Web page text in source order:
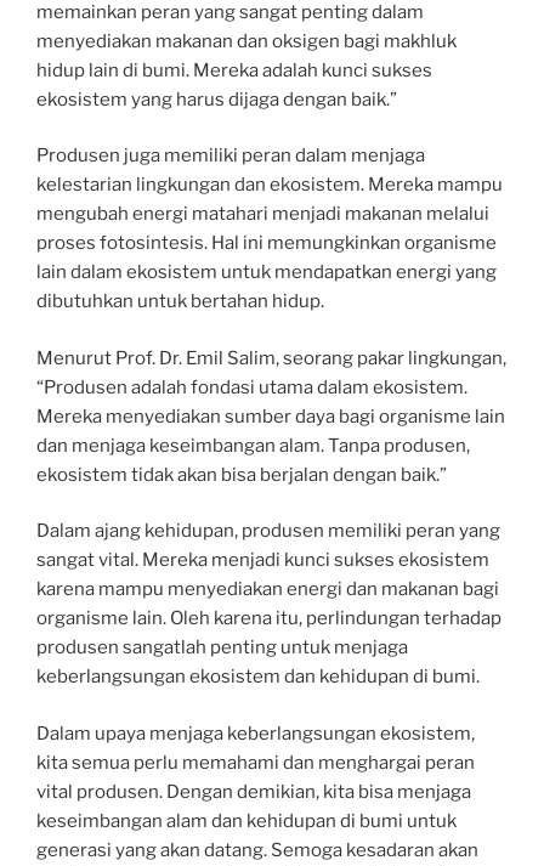
memainkan peran yang sangat penting dalam
menyediakan makanan dan oksigen bagi makhluk
hidup lain di bumi. Mereka adalah kunci sukses
ekosistem yang harus dijaga dengan baik.”
Produsen juga memiliki peran dalam menjaga
kelestarian lingkungan dan ekosistem. Mereka mampu
mengubah energi matahari menjadi makanan melalui
proses fotosintesis. Hal ini memungkinkan organisme
lain dalam ekosistem untuk mendapatkan energi yang
dibutuhkan untuk bertahan hidup.
Menurut Prof. Dr. Emil Salim, seorang pakar lingkungan,
“Produsen adalah fondasi utama dalam ekosistem.
Mereka menyediakan sumber daya bagi organisme lain
dan menjaga keseimbangan alam. Tanpa produsen,
ekosistem tidak akan bisa berjalan dengan baik.”
Dalam ajang kehidupan, produsen memiliki peran yang
sangat vital. Mereka menjadi kunci sukses ekosistem
karena mampu menyediakan energi dan makanan bagi
organisme lain. Oleh karena itu, perlindungan terhadap
produsen sangatlah penting untuk menjaga
keberlangsungan ekosistem dan kehidupan di bumi.
Dalam upaya menjaga keberlangsungan ekosistem,
kita semua perlu memahami dan menghargai peran
vital produsen. Dengan demikian, kita bisa menjaga
keseimbangan alam dan kehidupan di bumi untuk
generasi yang akan datang. Semoga kesadaran akan